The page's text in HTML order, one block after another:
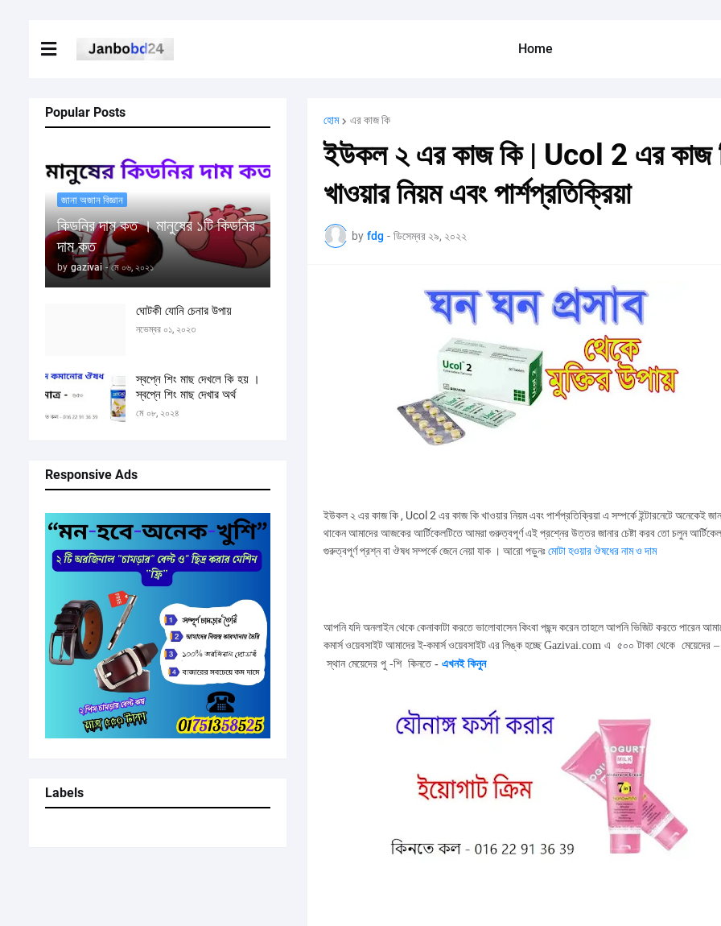
Home
Popular Posts
জানা অজান বিজ্ঞান
কিডনির দাম কত । মানুষের ১টি কিডনির
দাম কত
by gazivai - মে ০৬, ২০২১
ঘোটকী যোনি চেনার উপায়
নভেম্বর ০১, ২০২৩
স্বপ্নে শিং মাছ দেখলে কি হয় ।
স্বপ্নে শিং মাছ দেখার অর্থ
মে ০৮, ২০২৪
Responsive Ads
Labels
হোম এর কাজ কি
ইউকল ২ এর কাজ কি | Ucol 2 এর কাজ
খাওয়ার নিয়ম এবং পার্শপ্রতিক্রিয়া
by fdg - ডিসেম্বর ২৯, ২০২২
ইউকল ২ এর কাজ কি , Ucol 2 এর কাজ কি খাওয়ার নিয়ম এবং পার্শপ্রতিক্রিয়া এ সম্পর্কে ইন্টারনেটে অনেকেই
থাকেন আমাদের আজকের আর্টিকেলটিতে আমরা গুরুত্বপূর্ণ এই প্রশ্নের উত্তর জানার চেষ্টা করব তো চলুন
গুরুত্বপূর্ণ প্রশ্ন বা ঔষধ সম্পর্কে জেনে নেয়া যাক । আরো পড়ুনঃ মোটা হওয়ার ঔষধের নাম ও দাম
আপনি যদি অনলাইন থেকে কেনাকাটা করতে ভালোবাসেন কিংবা পছন্দ করেন তাহলে আপনি ভিজিট করতে পারেন
কমার্স ওয়েবসাইট আমাদের ই-কমার্স ওয়েবসাইট এর লিঙ্ক হচ্ছেGazivai.com এ ৫০০ টাকা থেকে মেয়েদের
স্থান মেয়েদের পু -শি কিনতে- এখনই কিনুন